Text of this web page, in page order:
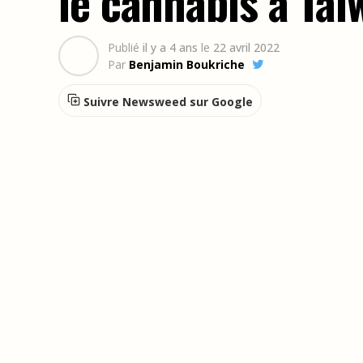
Publié il y a 4 ans le 22 avril 2022
Par Benjamin Boukriche
Suivre Newsweed sur Google